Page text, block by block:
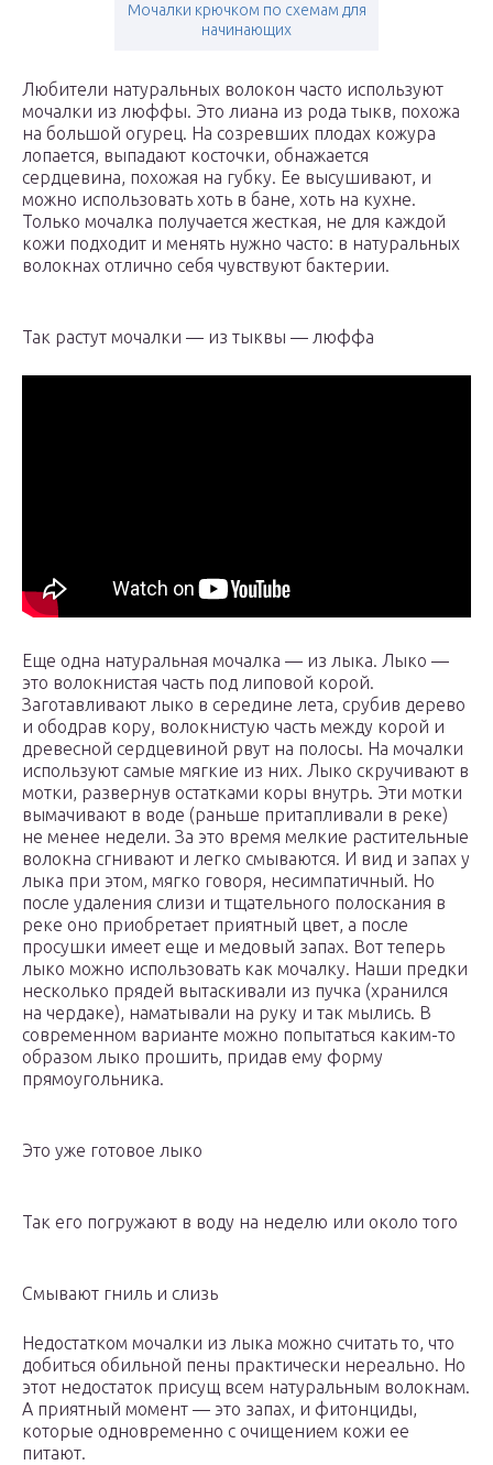
Мочалки крючком по схемам для
начинающих
Любители натуральных волокон часто используют
мочалки из люффы. Это лиана из рода тыкв, похожа
на большой огурец. На созревших плодах кожура
лопается, выпадают косточки, обнажается
сердцевина, похожая на губку. Ее высушивают, и
можно использовать хоть в бане, хоть на кухне.
Только мочалка получается жесткая, не для каждой
кожи подходит и менять нужно часто: в натуральных
волокнах отлично себя чувствуют бактерии.
Так растут мочалки — из тыквы — люффа
Еще одна натуральная мочалка — из лыка. Лыко —
это волокнистая часть под липовой корой.
Заготавливают лыко в середине лета, срубив дерево
и ободрав кору, волокнистую часть между корой и
древесной сердцевиной рвут на полосы. На мочалки
используют самые мягкие из них. Лыко скручивают в
мотки, развернув остатками коры внутрь. Эти мотки
вымачивают в воде (раньше притапливали в реке)
не менее недели. За это время мелкие растительные
волокна сгнивают и легко смываются. И вид и запах у
лыка при этом, мягко говоря, несимпатичный. Но
после удаления слизи и тщательного полоскания в
реке оно приобретает приятный цвет, а после
просушки имеет еще и медовый запах. Вот теперь
лыко можно использовать как мочалку. Наши предки
несколько прядей вытаскивали из пучка (хранился
на чердаке), наматывали на руку и так мылись. В
современном варианте можно попытаться каким-то
образом лыко прошить, придав ему форму
прямоугольника.
Это уже готовое лыко
Так его погружают в воду на неделю или около того
Смывают гниль и слизь
Недостатком мочалки из лыка можно считать то, что
добиться обильной пены практически нереально. Но
этот недостаток присущ всем натуральным волокнам.
А приятный момент — это запах, и фитонциды,
которые одновременно с очищением кожи ее
питают.